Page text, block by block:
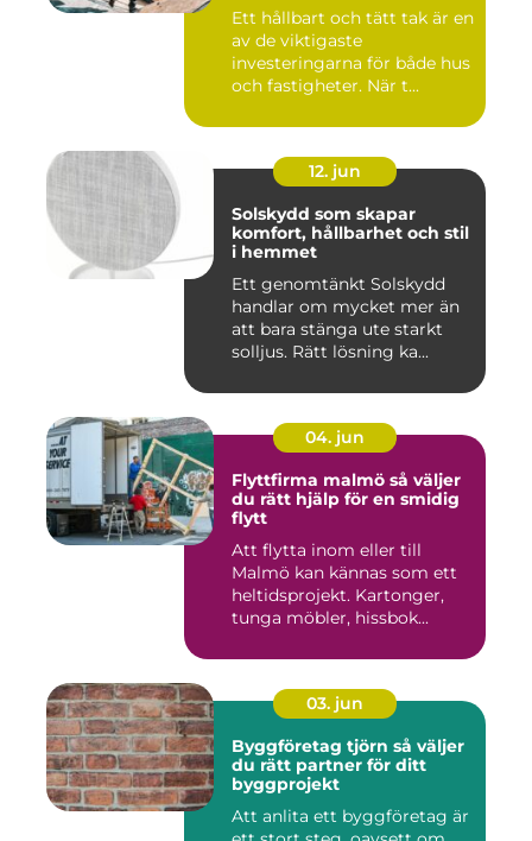
Ett hållbart och tätt tak är en
av de viktigaste
investeringarna för både hus
och fastigheter. När t...
12. jun
Solskydd som skapar
komfort, hållbarhet och stil
i hemmet
Ett genomtänkt Solskydd
handlar om mycket mer än
att bara stänga ute starkt
solljus. Rätt lösning ka...
04. jun
Flyttfirma malmö så väljer
du rätt hjälp för en smidig
flytt
Att flytta inom eller till
Malmö kan kännas som ett
heltidsprojekt. Kartonger,
tunga möbler, hissbok...
03. jun
Byggföretag tjörn så väljer
du rätt partner för ditt
byggprojekt
Att anlita ett byggföretag är